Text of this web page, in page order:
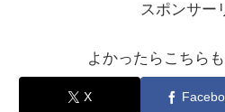
スポンサー
よかったらこちら
X